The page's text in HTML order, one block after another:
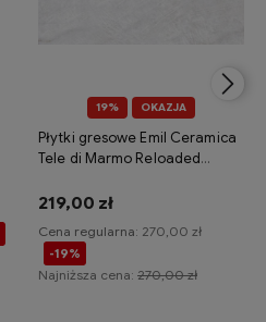
19% OKAZJA
Płytki gresowe Emil Ceramica
Tele di Marmo Reloaded
219,00 zł
Cena regularna: 270,00 zł
-19%
Najniższa cena: 270,00 zł